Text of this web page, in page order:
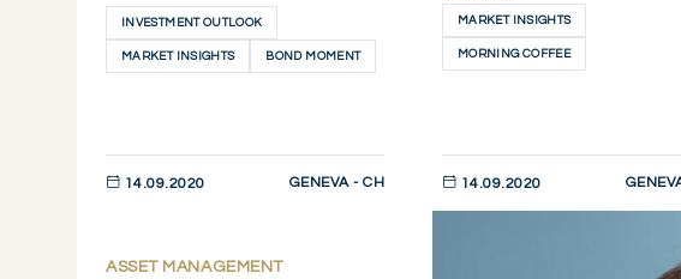
INVESTMENT OUTLOOK
MARKET INSIGHTS BOND MOMENT
14.09.2020 GENEVA - CH
MARKET INSIGHTS
MORNING COFFEE
14.09.2020
ASSET MANAGEMENT